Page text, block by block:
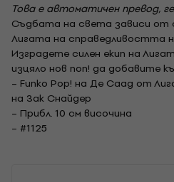
Това е автоматичен превод,
Съдбата на света зависи от
Лигата на справедливостта
Изградете силен екип на
изцяло нов поп! да добавите
– Funko Pop! на Де Саад от
на Зак Снайдер
– Прибл. 10 см височина
– #1125